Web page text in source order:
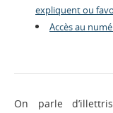
expliquent ou
Accès au
On parle